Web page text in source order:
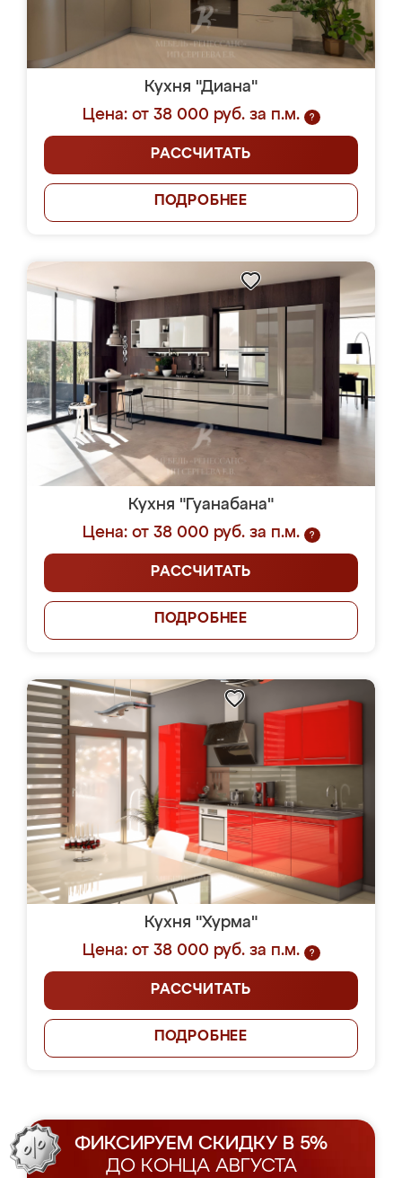
Кухня "Диана"
Цена: от 38 000 руб. за п.м.
?
РАССЧИТАТЬ
ПОДРОБНЕЕ
Кухня "Гуанабана"
Цена: от 38 000 руб. за п.м.
?
РАССЧИТАТЬ
ПОДРОБНЕЕ
Кухня "Хурма"
Цена: от 38 000 руб. за п.м.
?
РАССЧИТАТЬ
ПОДРОБНЕЕ
ФИКСИРУЕМ СКИДКУ В 5%
ДО КОНЦА АВГУСТА